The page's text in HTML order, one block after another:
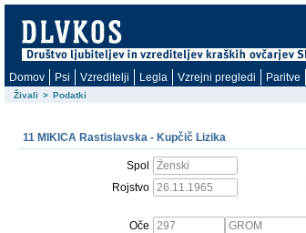
Domov Psi Vzreditelji Legla Vzrejni pregledi Paritve
Živali > Podatki
11 MIKICA Rastislavska - Kupčič Lizika
Spol
Rojstvo
Oče